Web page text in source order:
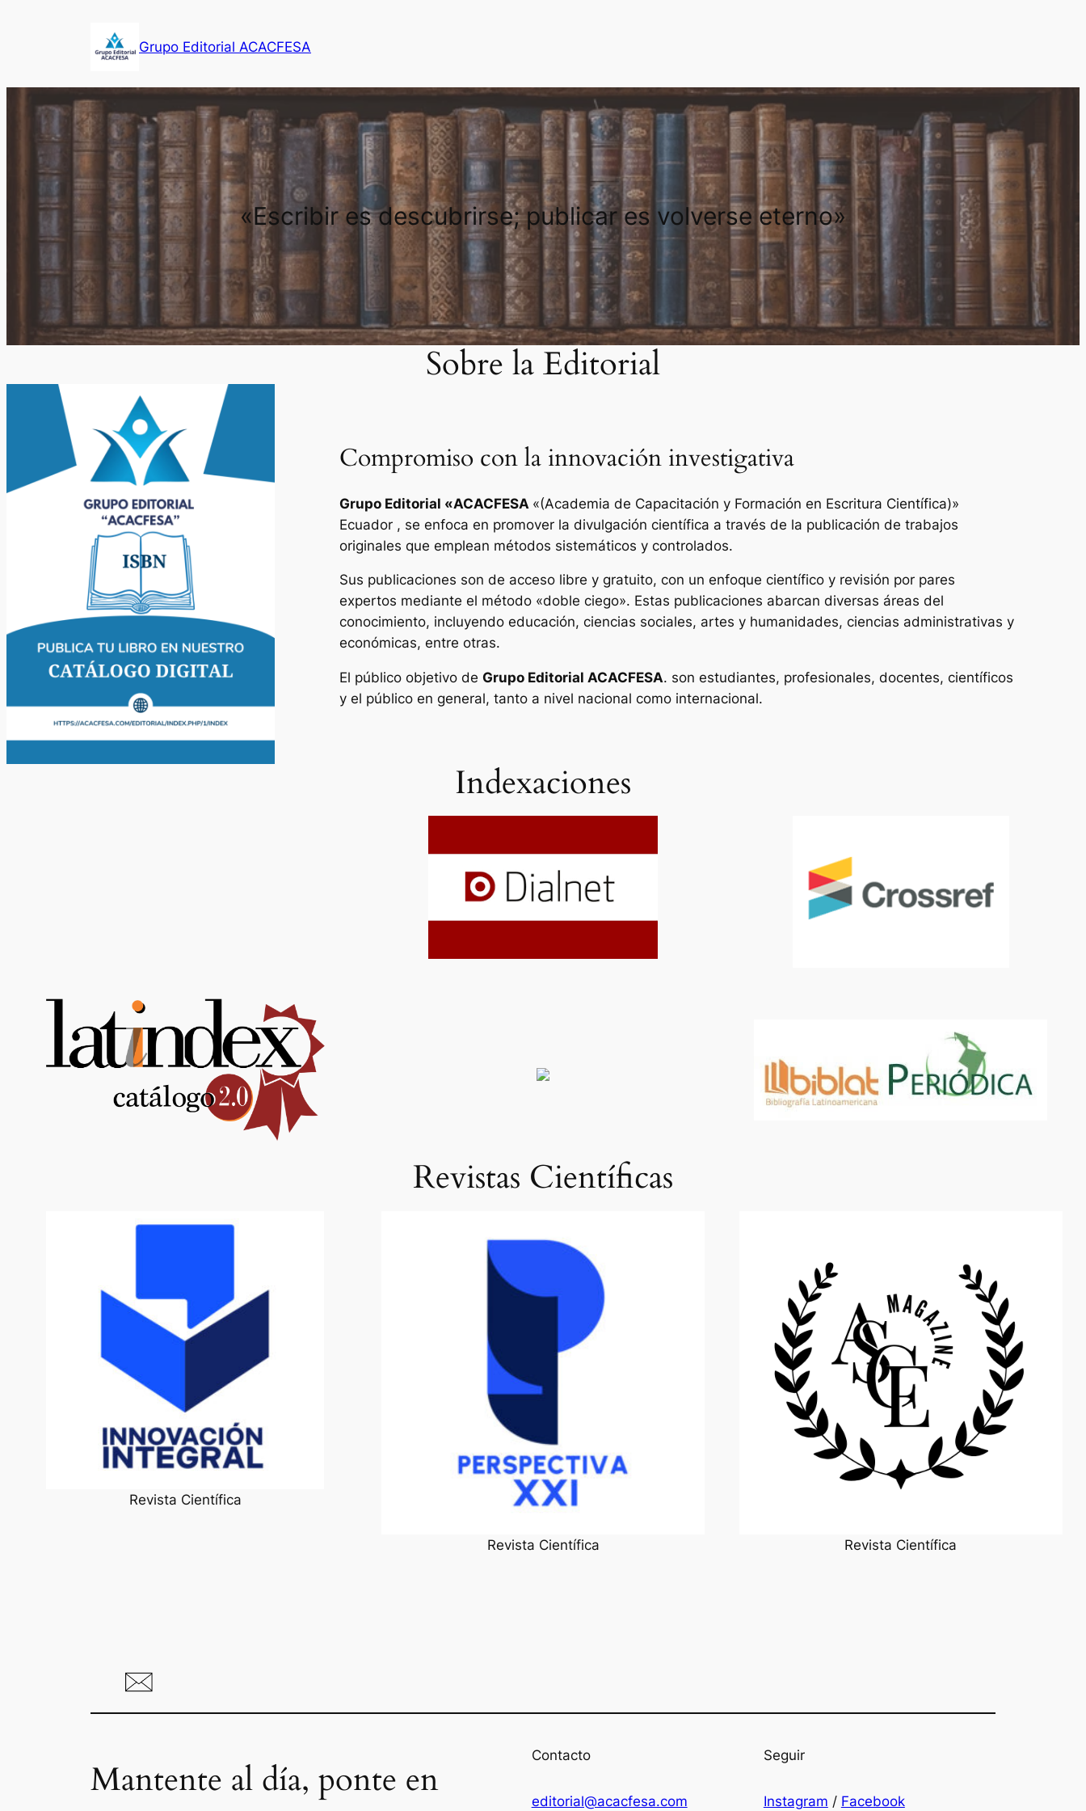
Grupo Editorial ACACFESA
«Escribir es descubrirse; publicar es volverse eterno»
Sobre la Editorial
Compromiso con la innovación investigativa
Grupo Editorial «ACACFESA «(Academia de Capacitación y Formación en Escritura Científica)»
Ecuador , se enfoca en promover la divulgación científica a través de la publicación de trabajos
originales que emplean métodos sistemáticos y controlados.
Sus publicaciones son de acceso libre y gratuito, con un enfoque científico y revisión por pares
expertos mediante el método «doble ciego». Estas publicaciones abarcan diversas áreas del
conocimiento, incluyendo educación, ciencias sociales, artes y humanidades, ciencias administrativas y
económicas, entre otras.
El público objetivo de Grupo Editorial ACACFESA. son estudiantes, profesionales, docentes, científicos
y el público en general, tanto a nivel nacional como internacional.
Indexaciones
Revistas Científicas
Revista Científica
Revista Científica Revista Científica
Mantente al día, ponte en
Contacto
editorial@acacfesa.com
Seguir
Instagram / Facebook